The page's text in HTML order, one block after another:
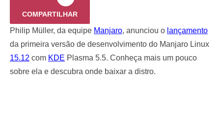
COMPARTILHAR
Philip Müller, da equipe Manjaro, anunciou o lançamento
da primeira versão de desenvolvimento do Manjaro Linux
15.12 com KDE Plasma 5.5. Conheça mais um pouco
sobre ela e descubra onde baixar a distro.